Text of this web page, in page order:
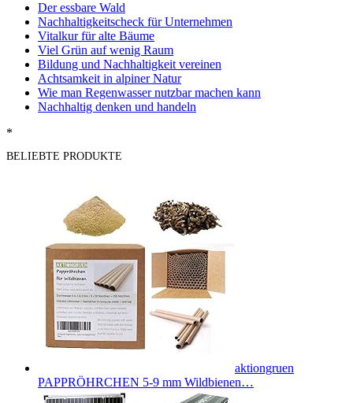
Der essbare Wald
Nachhaltigkeitscheck für Unternehmen
Vitalkur für alte Bäume
Viel Grün auf wenig Raum
Bildung und Nachhaltigkeit vereinen
Achtsamkeit in alpiner Natur
Wie man Regenwasser nutzbar machen kann
Nachhaltig denken und handeln
*
BELIEBTE PRODUKTE
aktiongruen
PAPPRÖHRCHEN 5-9 mm Wildbienen…